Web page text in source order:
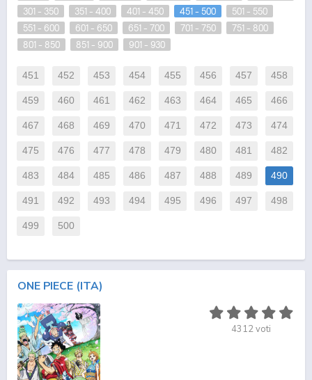
301 - 350
351 - 400 401 - 450 451 - 500
501 - 550
551 - 600
601 - 650 651 - 700 701 - 750
751 - 800
801 - 850
851 - 900 901 - 930
451 452 453 454 455 456 457 458
459 460 461 462 463 464 465 466
467 468 469 470 471 472 473 474
475 476 477 478 479 480 481 482
483 484 485 486 487 488 489 490
491 492 493 494 495 496 497 498
499 500
ONE PIECE (ITA)
4312voti